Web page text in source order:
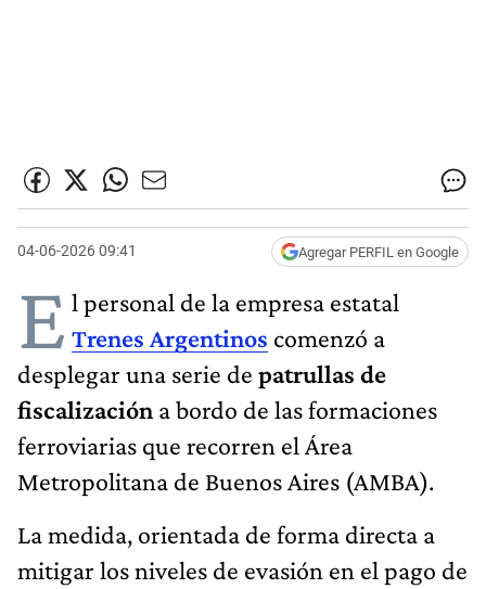
04-06-2026 09:41 Agregar PERFIL en Google
E l personal de la empresa estatal
Trenes Argentinos comenzó a
desplegar una serie de patrullas de
fiscalización a bordo de las formaciones
ferroviarias que recorren el Área
Metropolitana de Buenos Aires (AMBA).
La medida, orientada de forma directa a
mitigar los niveles de evasión en el pago de